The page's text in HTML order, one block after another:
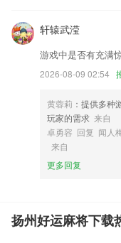
轩辕武滢
游戏中是否有充满
2026-08-09 02:54
黄蓉莉 ：提供多种
玩家的需求 来自
卓勇容 回复 闻人
来自
更多回复
扬州好运麻将下载